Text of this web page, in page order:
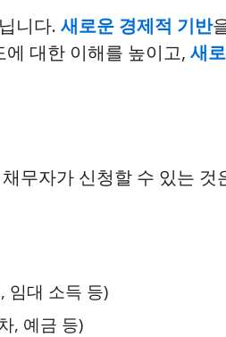
니다. 새로운 경제적 기반
대한 이해를 높이고, 새
무자가 신청할 수 있는
임대 소득 등)
, 예금 등)